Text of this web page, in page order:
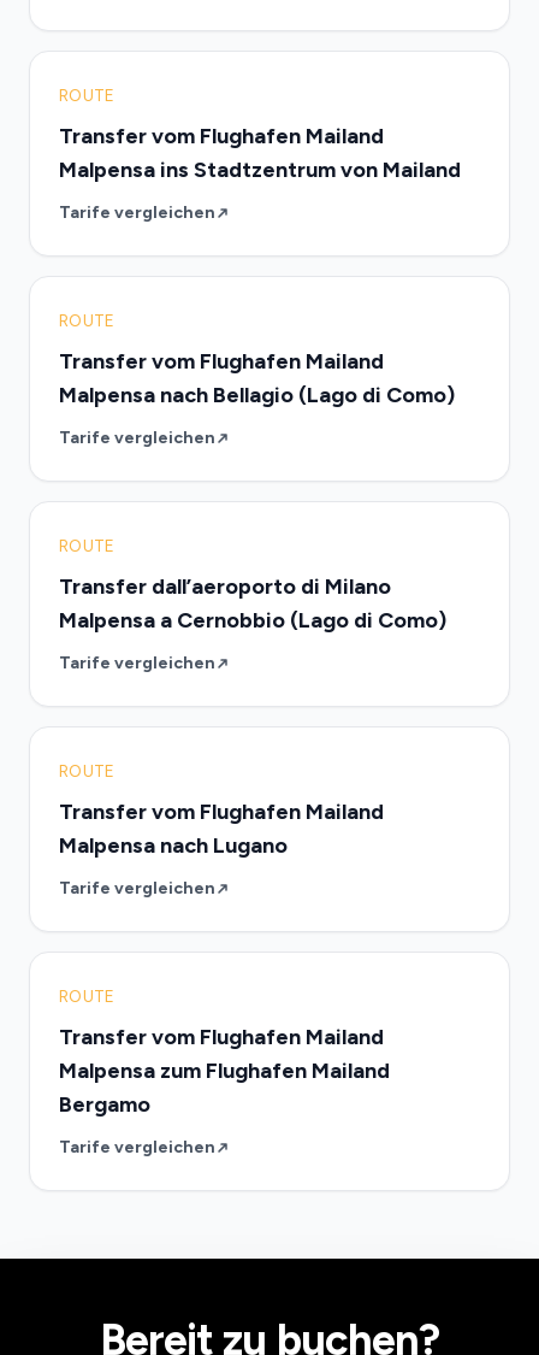
ROUTE
Transfer vom Flughafen Mailand
Malpensa ins Stadtzentrum von Mailand
Tarife vergleichen
ROUTE
Transfer vom Flughafen Mailand
Malpensa nach Bellagio (Lago di Como)
Tarife vergleichen
ROUTE
Transfer dall’aeroporto di Milano
Malpensa a Cernobbio (Lago di Como)
Tarife vergleichen
ROUTE
Transfer vom Flughafen Mailand
Malpensa nach Lugano
Tarife vergleichen
ROUTE
Transfer vom Flughafen Mailand
Malpensa zum Flughafen Mailand
Bergamo
Tarife vergleichen
Bereit zu buchen?